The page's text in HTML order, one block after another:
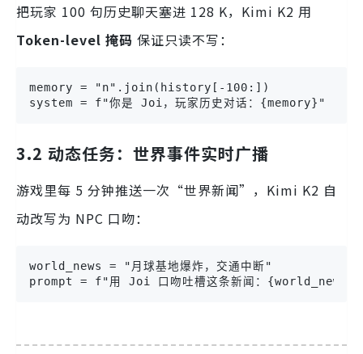
把玩家 100 句历史聊天塞进 128 K，Kimi K2 用
Token-level 掩码 保证只读不写：
memory = "n".join(history[-100:])
system = f"你是 Joi，玩家历史对话：{memory}"
3.2 动态任务：世界事件实时广播
游戏里每 5 分钟推送一次“世界新闻”，Kimi K2 自
动改写为 NPC 口吻：
world_news = "月球基地爆炸，交通中断"
prompt = f"用 Joi 口吻吐槽这条新闻：{world_news}"